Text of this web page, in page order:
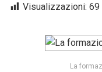
Visualizzazioni: 69
La